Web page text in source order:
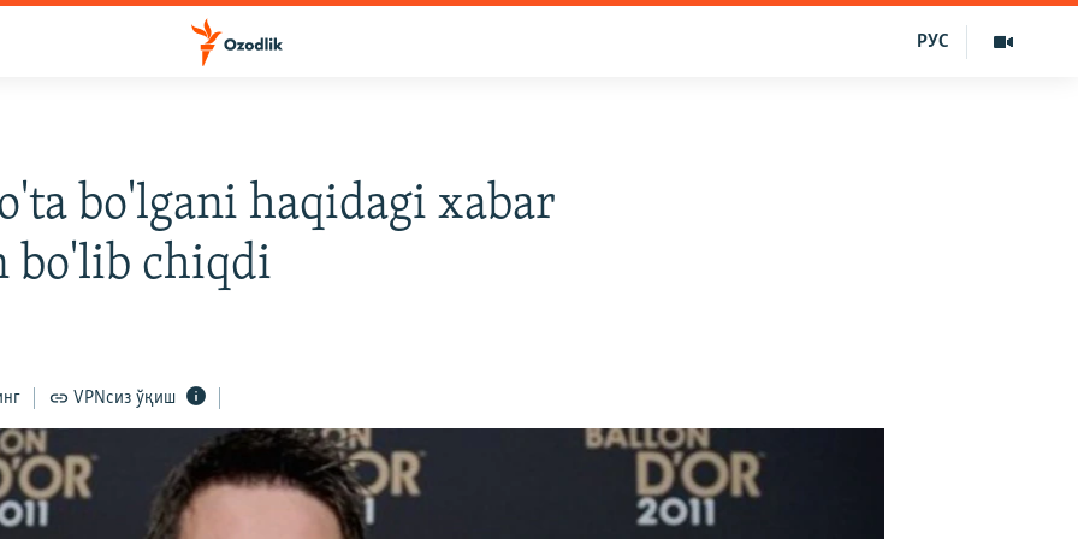
РУС
bo'lgani haqidagi xabar
bo'lib chiqdi
VPNсиз ўқиш